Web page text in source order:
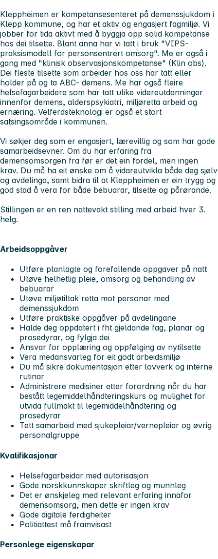
Kleppheimen er kompetansesenteret på demenssjukdom i
Klepp kommune, og har et aktiv og engasjert fagmiljø. Vi
jobber for tida aktivt med å byggja opp solid kompetanse
hos dei tilsette. Blant anna har vi tatt i bruk "VIPS-
praksismodell for personsentrert omsorg". Me er også i
gang med "klinisk observasjonskompetanse" (Klin obs).
Dei fleste tilsette som arbeider hos oss har tatt eller
holder på og ta ABC- demens. Me har også fleire
helsefagarbeidere som har tatt ulike videreutdanninger
innenfor demens, alderspsykiatri, miljøretta arbeid og
ernæring. Velferdsteknologi er også et stort
satsingsområde i kommunen.
Vi søkjer deg som er engasjert, lærevillig og som har gode
samarbeidsevner. Om du har erfaring fra
demensomsorgen fra før er det ein fordel, men ingen
krav. Du må ha eit ønske om å vidareutvikla både deg sjølv
og avdelinga, samt bidra til at Kleppheimen er ein trygg og
god stad å vera for både bebuarar, tilsette og pårørande.
Stillingen er en ren nattevakt stilling med arbeid hver 3.
helg.
Arbeidsoppgåver
Utføre planlagte og forefallende oppgaver på natt
Utøve helhetlig pleie, omsorg og behandling av
bebuarar
Utøve miljøtiltak retta mot personar med
demenssjukdom
Utføre praktiske oppgåver på avdelingane
Halde deg oppdatert i fht gjeldande fag, planar og
prosedyrar, og fylgja dei
Ansvar for opplæring og oppfølging av nytilsette
Vera medansvarleg for eit godt arbeidsmiljø
Du må sikre dokumentasjon etter lovverk og interne
rutinar
Administrere medisiner etter forordning når du har
bestått legemiddelhåndteringskurs og mulighet for
utvida fullmakt til legemiddelhåndtering og
prosedyrar
Tett samarbeid med sjukepleiar/vernepleiar og øvrig
personalgruppe
Kvalifikasjonar
Helsefagarbeidar med autorisasjon
Gode norskkunnskaper skriftleg og munnleg
Det er ønskjeleg med relevant erfaring innafor
demensomsorg, men dette er ingen krav
Gode digitale ferdigheiter
Politiattest må framvisast
Personlege eigenskapar